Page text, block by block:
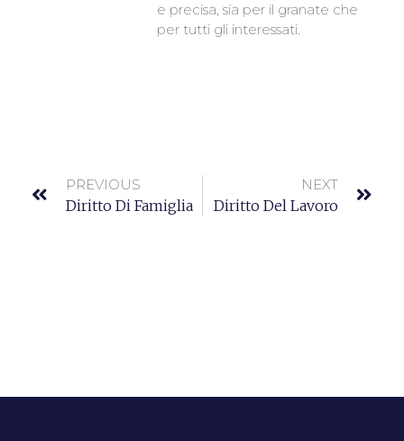
e precisa, sia per il granate che
per tutti gli interessati.
PREVIOUS
Diritto Di Famiglia
NEXT
Diritto Del Lavoro